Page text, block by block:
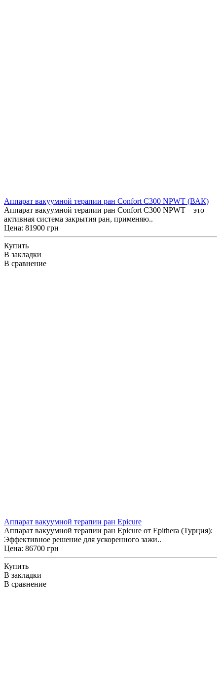
Аппарат вакуумной терапии ран Confort C300 NPWT (ВАК)
Аппарат вакуумной терапии ран Confort C300 NPWT – это
активная система закрытия ран, применяю..
Цена: 81900 грн
Купить
В закладки
В сравнение
Аппарат вакуумной терапии ран Epicure
Аппарат вакуумной терапии ран Epicure от Epithera (Турция):
Эффективное решение для ускоренного зажи..
Цена: 86700 грн
Купить
В закладки
В сравнение